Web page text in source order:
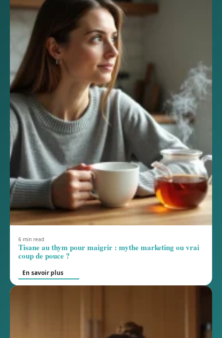
6 min read
Tisane au thym pour maigrir : mythe marketing ou vrai
coup de pouce ?
En savoir plus